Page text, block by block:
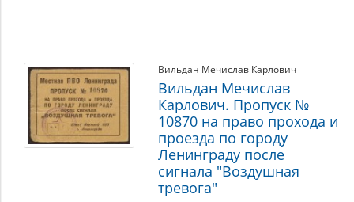
Вильдан Мечислав Карлович
Вильдан Мечислав
Карлович. Пропуск №
10870 на право прохода и
проезда по городу
Ленинграду после
сигнала "Воздушная
тревога"